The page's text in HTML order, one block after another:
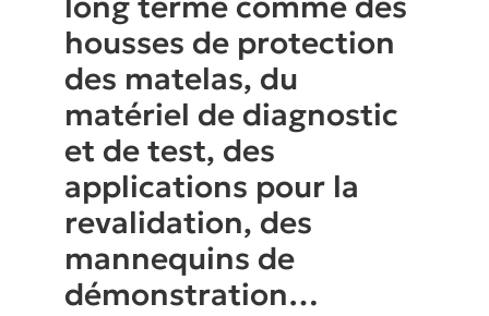
housses de protection
des matelas, du
matériel de diagnostic
et de test, des
applications pour la
revalidation, des
mannequins de
démonstration…